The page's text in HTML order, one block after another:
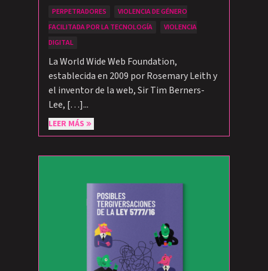
PERPETRADORES
VIOLENCIA DE GÉNERO
FACILITADA POR LA TECNOLOGÍA
VIOLENCIA
DIGITAL
La World Wide Web Foundation,
establecida en 2009 por Rosemary Leith y
el inventor de la web, Sir Tim Berners-
Lee, […]...
LEER MÁS